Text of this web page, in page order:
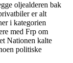
oljealderen bak
er alt
i kategorien
med Frp om
Nationen kalte
politiske